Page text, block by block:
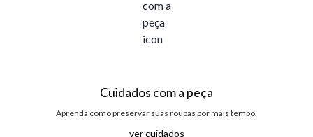
Cuidados com a peça
Aprenda como preservar suas roupas por mais tempo.
ver cuidados